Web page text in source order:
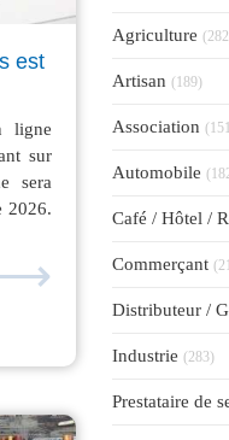
est
ligne
sur
sera
2026.
Agriculture
Artisan (189)
Association
Automobile
Café / Hôtel /
Commerçant
Distributeur /
Industrie (283)
Prestataire de